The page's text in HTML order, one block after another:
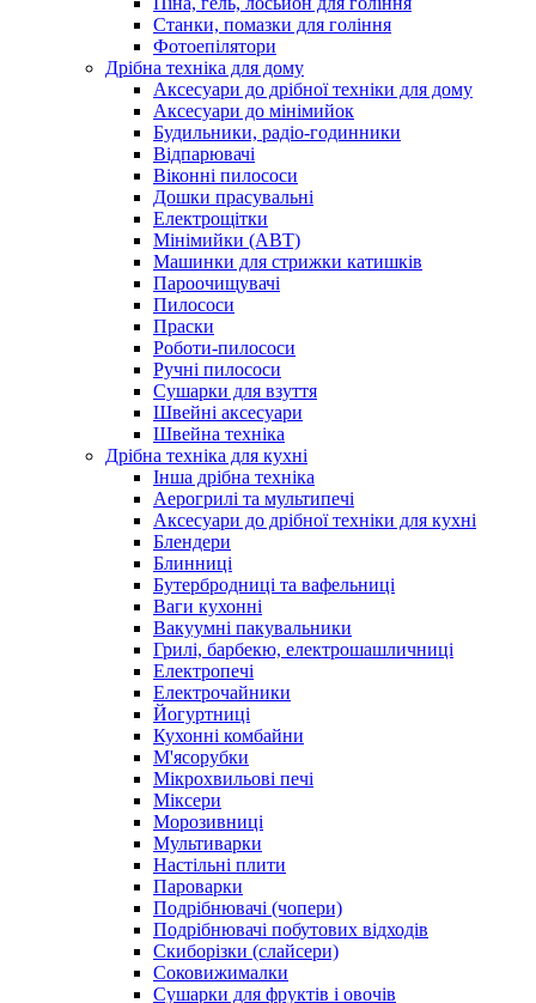
Станки, помазки для гоління
Фотоепілятори
Дрібна техніка для дому
Аксесуари до дрібної техніки для дому
Аксесуари до мінімийок
Будильники, радіо-годинники
Відпарювачі
Віконні пилососи
Дошки прасувальні
Електрощітки
Мінімийки (АВТ)
Машинки для стрижки катишків
Пароочищувачі
Пилососи
Праски
Роботи-пилососи
Ручні пилососи
Сушарки для взуття
Швейні аксесуари
Швейна техніка
Дрібна техніка для кухні
Інша дрібна техніка
Аерогрилі та мультипечі
Аксесуари до дрібної техніки для кухні
Блендери
Блинниці
Бутербродниці та вафельниці
Ваги кухонні
Вакуумні пакувальники
Грилі, барбекю, електрошашличниці
Електропечі
Електрочайники
Йогуртниці
Кухонні комбайни
М'ясорубки
Мікрохвильові печі
Міксери
Морозивниці
Мультиварки
Настільні плити
Пароварки
Подрібнювачі (чопери)
Подрібнювачі побутових відходів
Скиборізки (слайсери)
Соковижималки
Сушарки для фруктів і овочів